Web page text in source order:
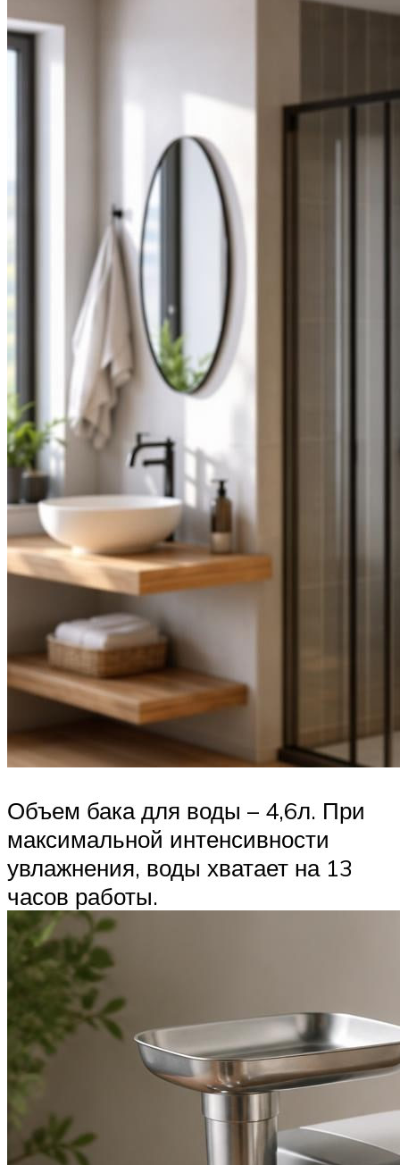
Объем бака для воды – 4,6л. При
максимальной интенсивности
увлажнения, воды хватает на 13
часов работы.